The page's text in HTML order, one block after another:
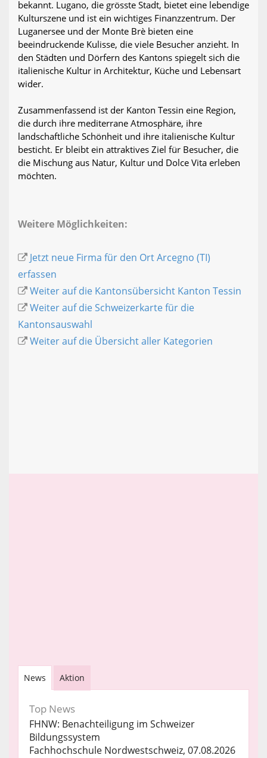
bekannt. Lugano, die grösste Stadt, bietet eine lebendige
Kulturszene und ist ein wichtiges Finanzzentrum. Der
Luganersee und der Monte Brè bieten eine
beeindruckende Kulisse, die viele Besucher anzieht. In
den Städten und Dörfern des Kantons spiegelt sich die
italienische Kultur in Architektur, Küche und Lebensart
wider.
Zusammenfassend ist der Kanton Tessin eine Region,
die durch ihre mediterrane Atmosphäre, ihre
landschaftliche Schönheit und ihre italienische Kultur
besticht. Er bleibt ein attraktives Ziel für Besucher, die
die Mischung aus Natur, Kultur und Dolce Vita erleben
möchten.
Weitere Möglichkeiten:
Jetzt neue Firma für den Ort Arcegno (TI)
erfassen
Weiter auf die Kantonsübersicht Kanton Tessin
Weiter auf die Schweizerkarte für die
Kantonsauswahl
Weiter auf die Übersicht aller Kategorien
News Aktion
Top News
FHNW: Benachteiligung im Schweizer
Bildungssystem
Fachhochschule Nordwestschweiz, 07.08.2026